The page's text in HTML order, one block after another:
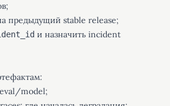
предыдущий stable release;
и назначить incident
model;